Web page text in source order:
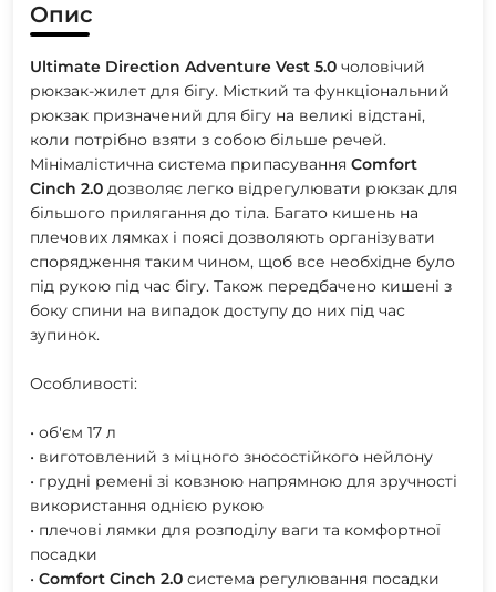
Опис
Ultimate Direction Adventure Vest 5.0 чоловічий
рюкзак-жилет для бігу. Місткий та функціональний
рюкзак призначений для бігу на великі відстані,
коли потрібно взяти з собою більше речей.
Мінімалістична система припасування Comfort
Cinch 2.0 дозволяє легко відрегулювати рюкзак для
більшого прилягання до тіла. Багато кишень на
плечових лямках і поясі дозволяють організувати
спорядження таким чином, щоб все необхідне було
під рукою під час бігу. Також передбачено кишені з
боку спини на випадок доступу до них під час
зупинок.
Особливості:
• об'єм 17 л
• виготовлений з міцного зносостійкого нейлону
• грудні ремені зі ковзною напрямною для зручності
використання однією рукою
• плечові лямки для розподілу ваги та комфортної
посадки
• Comfort Cinch 2.0 система регулювання посадки